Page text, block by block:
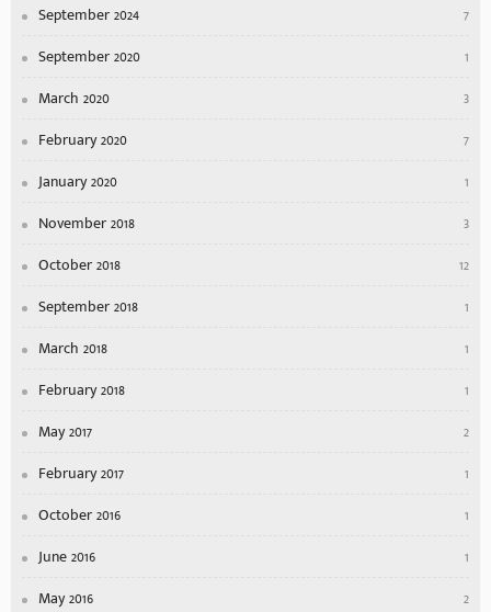
September 2024
7
September 2020
1
March 2020
3
February 2020
7
January 2020
1
November 2018
3
October 2018
12
September 2018
1
March 2018
1
February 2018
1
May 2017
2
February 2017
1
October 2016
1
June 2016
1
May 2016
2